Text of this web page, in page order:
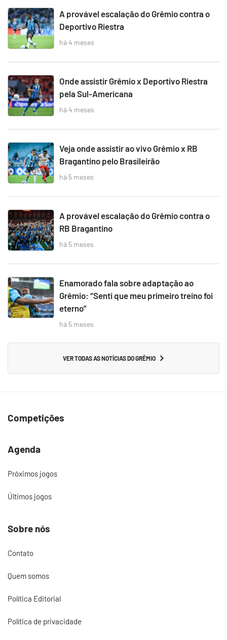
A provável escalação do Grêmio contra o
Deportivo Riestra
há 4 meses
Onde assistir Grêmio x Deportivo Riestra
pela Sul-Americana
há 4 meses
Veja onde assistir ao vivo Grêmio x RB
Bragantino pelo Brasileirão
há 5 meses
A provável escalação do Grêmio contra o
RB Bragantino
há 5 meses
Enamorado fala sobre adaptação ao
Grêmio: “Senti que meu primeiro treino foi
eterno”
há 5 meses
VER TODAS AS NOTÍCIAS DO GRÊMIO
Competições
Agenda
Próximos jogos
Últimos jogos
Sobre nós
Contato
Quem somos
Política Editorial
Política de privacidade